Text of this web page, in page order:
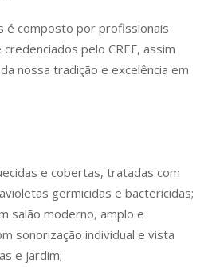
é composto por profissionais
pelo CREF, assim
nossa tradição e excelência em
e cobertas, tratadas com
germicidas e bactericidas;
salão moderno, amplo e
sonorização individual e vista
e jardim;